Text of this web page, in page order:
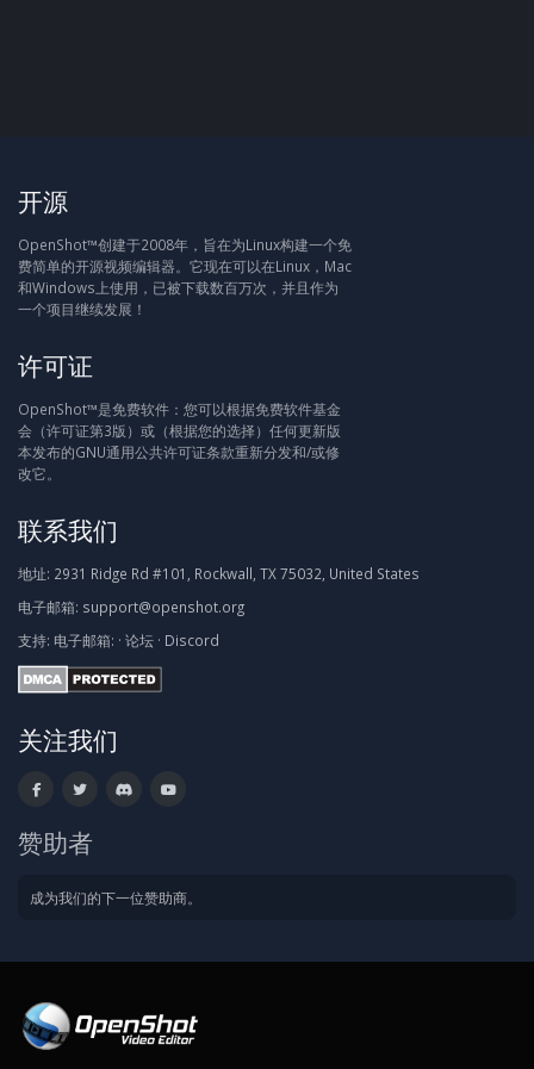
开源
OpenShot™创建于2008年，旨在为Linux构建一个免
费简单的开源视频编辑器。它现在可以在Linux，Mac
和Windows上使用，已被下载数百万次，并且作为
一个项目继续发展！
许可证
OpenShot™是免费软件：您可以根据免费软件基金
会（许可证第3版）或（根据您的选择）任何更新版
本发布的GNU通用公共许可证条款重新分发和/或修
改它。
联系我们
地址: 2931 Ridge Rd #101, Rockwall, TX 75032, United States
电子邮箱: support@openshot.org
支持: 电子邮箱: · 论坛 · Discord
关注我们
赞助者
成为我们的下一位赞助商。